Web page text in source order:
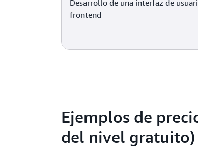
Desarrollo de una interfaz de
frontend
Ejemplos de
del nivel gratuito)